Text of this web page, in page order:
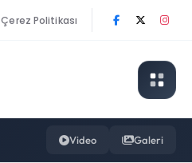
Çerez Politikası
Video Galeri